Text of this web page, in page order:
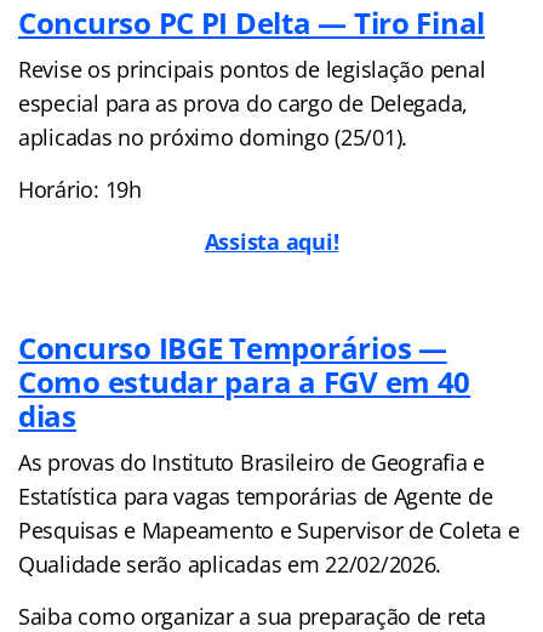
Concurso PC PI Delta — Tiro Final
Revise os principais pontos de legislação penal
especial para as prova do cargo de Delegada,
aplicadas no próximo domingo (25/01).
Horário: 19h
Assista aqui!
Concurso IBGE Temporários —
Como estudar para a FGV em 40
dias
As provas do Instituto Brasileiro de Geografia e
Estatística para vagas temporárias de Agente de
Pesquisas e Mapeamento e Supervisor de Coleta e
Qualidade serão aplicadas em 22/02/2026.
Saiba como organizar a sua preparação de reta